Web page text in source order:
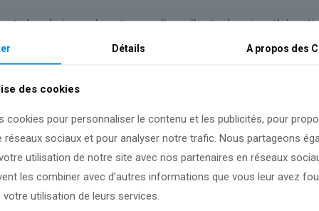
du journal, on trouve d’excellents dossiers
(Royaume-Uni, Europe, Amérique du Nord, Asie),
de l’actualité nationale.
Agnelli, le reste du capital étant réparti entre de
Détails A propos des
des cookies
cookies pour personnaliser le contenu et les publicités, pour
sociaux et pour analyser notre trafic. Nous partageons
utilisation de notre site avec nos partenaires en réseaux
les combiner avec d’autres informations que vous leur avez
utilisation de leurs services.